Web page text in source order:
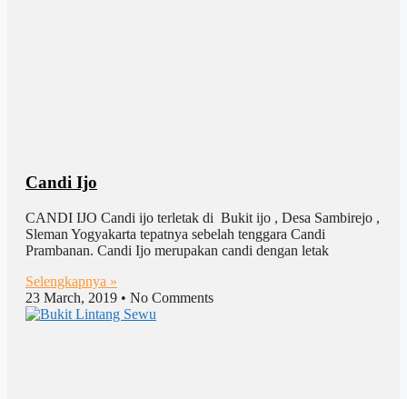
Candi Ijo
CANDI IJO Candi ijo terletak di Bukit ijo , Desa Sambirejo ,
Sleman Yogyakarta tepatnya sebelah tenggara Candi
Prambanan. Candi Ijo merupakan candi dengan letak
Selengkapnya »
23 March, 2019
No Comments